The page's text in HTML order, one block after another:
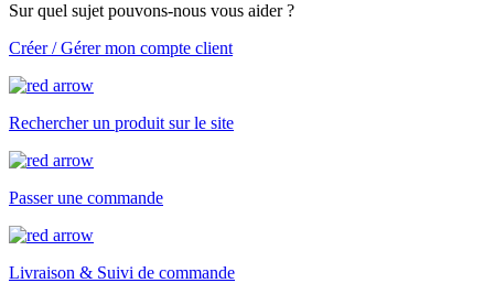
Sur quel sujet pouvons-nous vous aider ?
Créer / Gérer mon compte client
Rechercher un produit sur le site
Passer une commande
Livraison & Suivi de commande